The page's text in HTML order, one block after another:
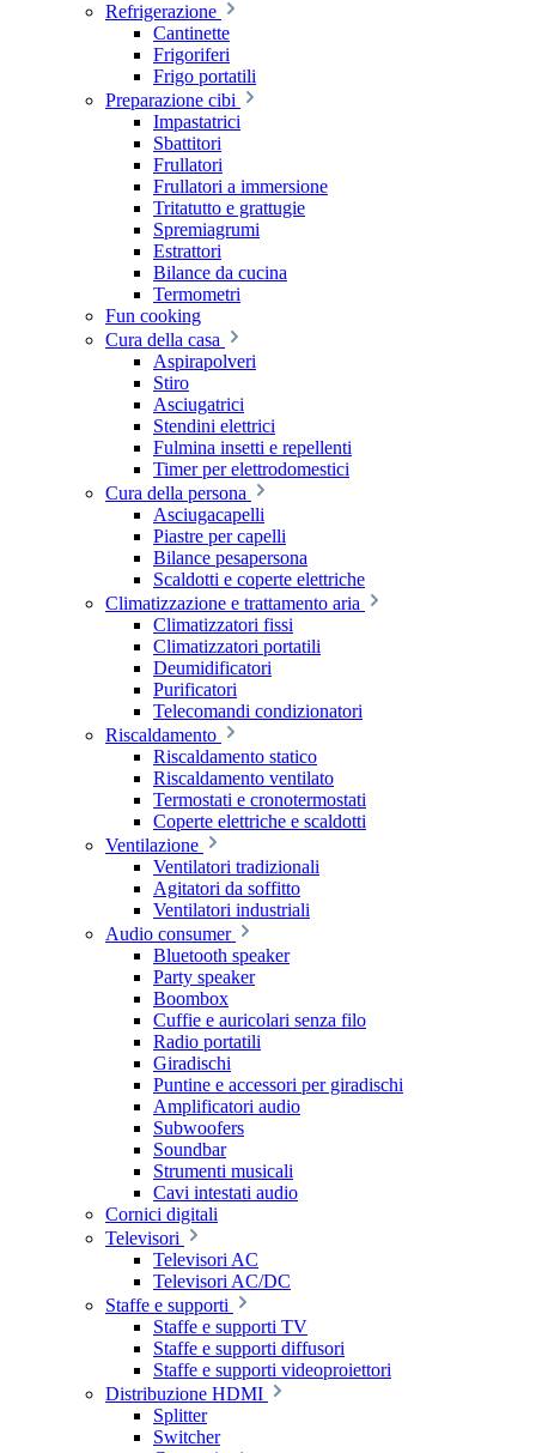
Refrigerazione
Cantinette
Frigoriferi
Frigo portatili
Preparazione cibi
Impastatrici
Sbattitori
Frullatori
Frullatori a immersione
Tritatutto e grattugie
Spremiagrumi
Estrattori
Bilance da cucina
Termometri
Fun cooking
Cura della casa
Aspirapolveri
Stiro
Asciugatrici
Stendini elettrici
Fulmina insetti e repellenti
Timer per elettrodomestici
Cura della persona
Asciugacapelli
Piastre per capelli
Bilance pesapersona
Scaldotti e coperte elettriche
Climatizzazione e trattamento aria
Climatizzatori fissi
Climatizzatori portatili
Deumidificatori
Purificatori
Telecomandi condizionatori
Riscaldamento
Riscaldamento statico
Riscaldamento ventilato
Termostati e cronotermostati
Coperte elettriche e scaldotti
Ventilazione
Ventilatori tradizionali
Agitatori da soffitto
Ventilatori industriali
Audio consumer
Bluetooth speaker
Party speaker
Boombox
Cuffie e auricolari senza filo
Radio portatili
Giradischi
Puntine e accessori per giradischi
Amplificatori audio
Subwoofers
Soundbar
Strumenti musicali
Cavi intestati audio
Cornici digitali
Televisori
Televisori AC
Televisori AC/DC
Staffe e supporti
Staffe e supporti TV
Staffe e supporti diffusori
Staffe e supporti videoproiettori
Distribuzione HDMI
Splitter
Switcher